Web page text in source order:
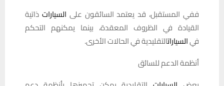
ففي المستقبل، قد يعتمد السائقون على السيارات ذاتية
القيادة في الظروف المعقدة، بينما يمكنهم التحكم
فيالسياراتالتقليدية في الحالات الأخرى.
أنظمة الدعم للسائق